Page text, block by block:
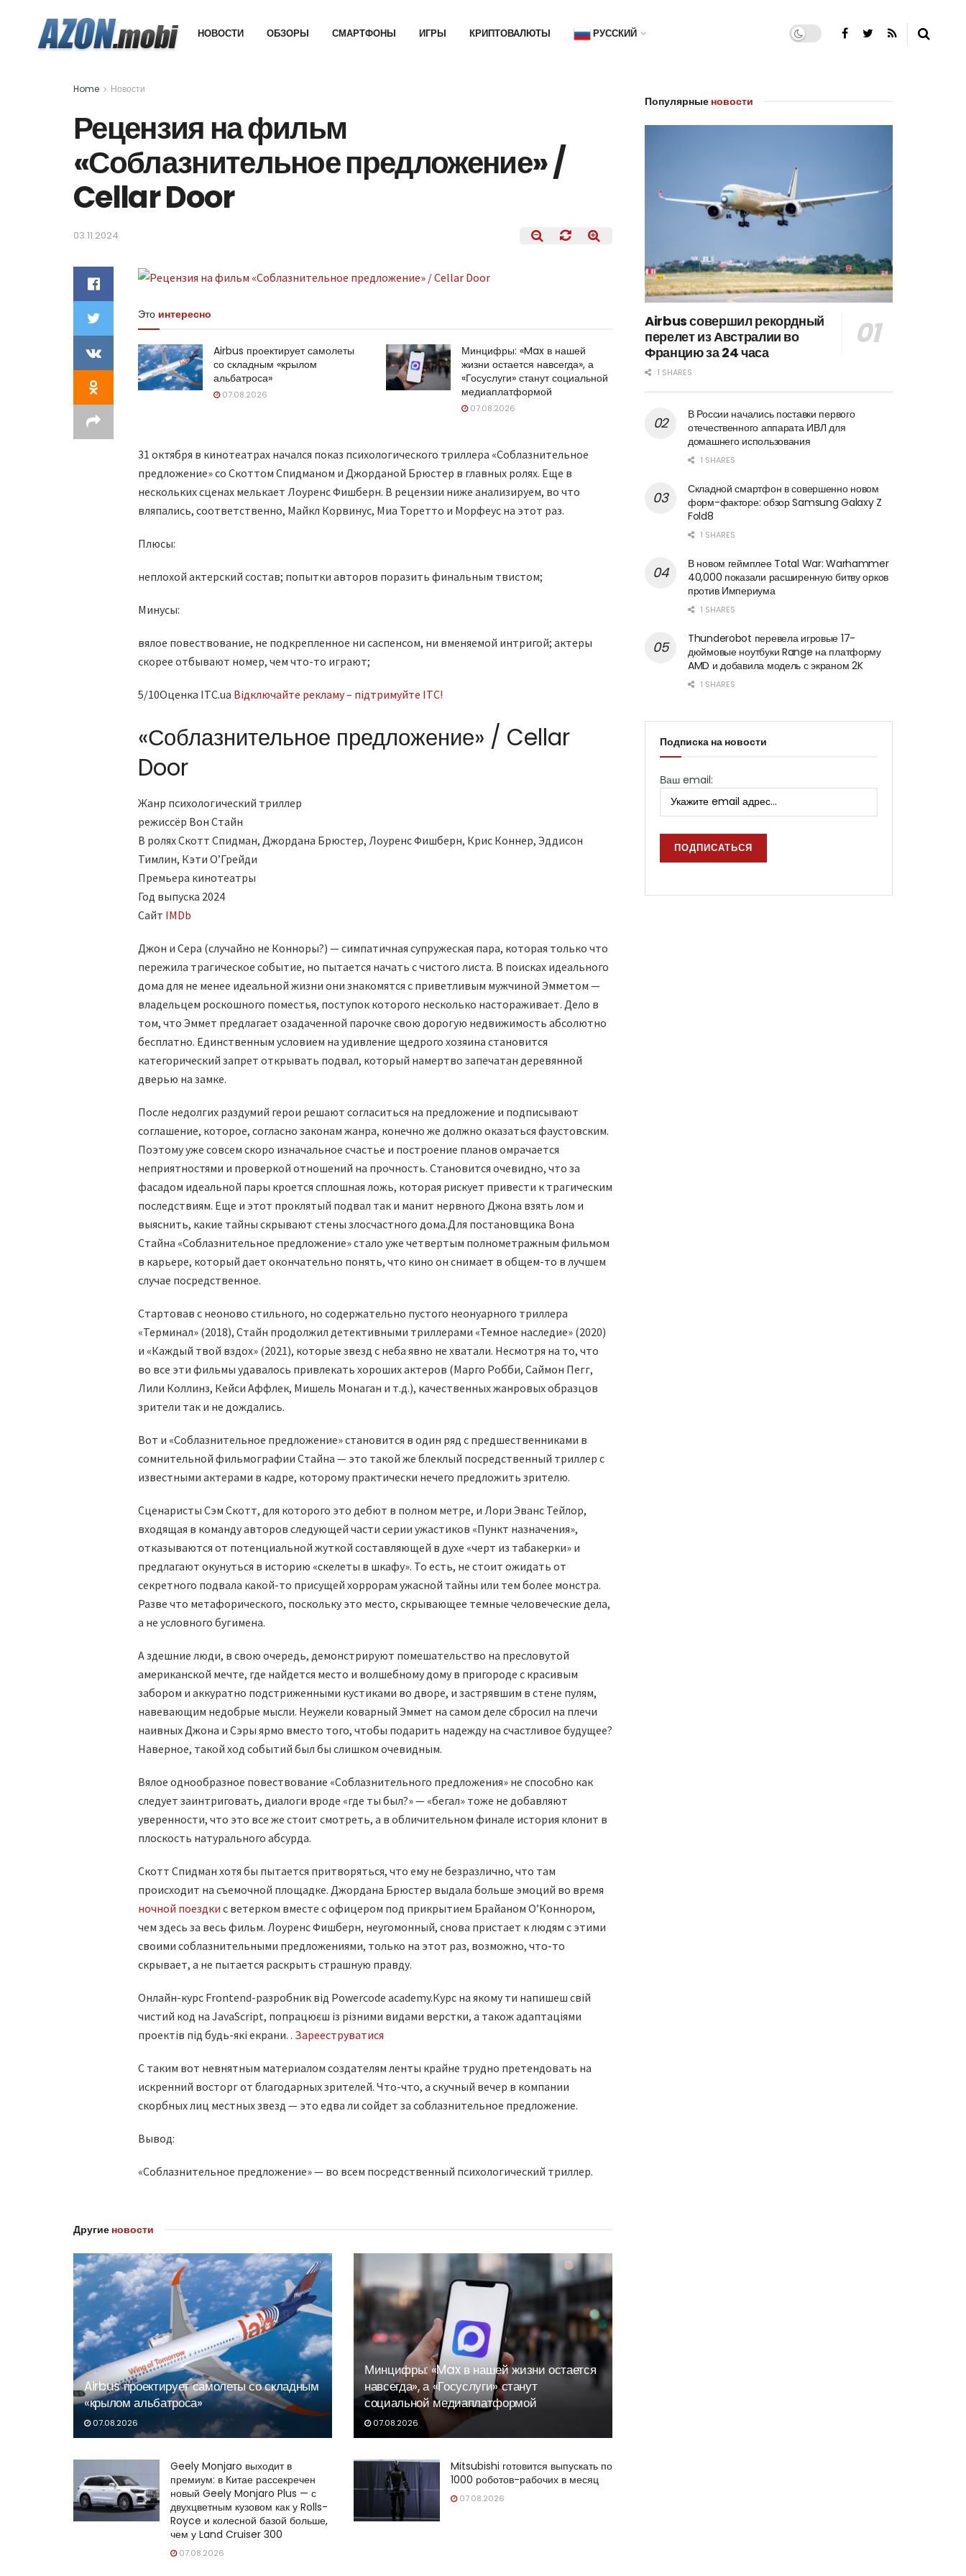
НОВОСТИ ОБЗОРЫ СМАРТФОНЫ ИГРЫ КРИПТОВАЛЮТЫ РУССКИЙ
Home Новости
Рецензия на фильм
«Соблазнительное предложение» /
Cellar Door
03.11.2024
Это интересно
Airbus проектирует самолеты
со складным «крылом
альбатроса»
07.08.2026
Минцифры: «Max в нашей
жизни остается навсегда», а
«Госуслуги» станут социальной
медиаплатформой
07.08.2026
31 октября в кинотеатрах начался показ психологического триллера «Соблазнительное
предложение» со Скоттом Спидманом и Джорданой Брюстер в главных ролях. Еще в
нескольких сценах мелькает Лоуренс Фишберн. В рецензии ниже анализируем, во что
вляпались, соответственно, Майкл Корвинус, Миа Торетто и Морфеус на этот раз.
Плюсы:
неплохой актерский состав; попытки авторов поразить финальным твистом;
Минусы:
вялое повествование, не подкрепленное ни саспенсом, ни вменяемой интригой; актеры
скорее отбывают номер, чем что-то играют;
5/10Оценка ITC.ua Відключайте рекламу – підтримуйте ITC!
«Соблазнительное предложение» / Cellar
Door
Жанр психологический триллер
режиссёр Вон Стайн
В ролях Скотт Спидман, Джордана Брюстер, Лоуренс Фишберн, Крис Коннер, Эддисон
Тимлин, Кэти О’Грейди
Премьера кинотеатры
Год выпуска 2024
Сайт IMDb
Джон и Сера (случайно не Конноры?) — симпатичная супружеская пара, которая только что
пережила трагическое событие, но пытается начать с чистого листа. В поисках идеального
дома для не менее идеальной жизни они знакомятся с приветливым мужчиной Эмметом —
владельцем роскошного поместья, поступок которого несколько настораживает. Дело в
том, что Эммет предлагает озадаченной парочке свою дорогую недвижимость абсолютно
бесплатно. Единственным условием на удивление щедрого хозяина становится
категорический запрет открывать подвал, который намертво запечатан деревянной
дверью на замке.
После недолгих раздумий герои решают согласиться на предложение и подписывают
соглашение, которое, согласно законам жанра, конечно же должно оказаться фаустовским.
Поэтому уже совсем скоро изначальное счастье и построение планов омрачается
неприятностями и проверкой отношений на прочность. Становится очевидно, что за
фасадом идеальной пары кроется сплошная ложь, которая рискует привести к трагическим
последствиям. Еще и этот проклятый подвал так и манит нервного Джона взять лом и
выяснить, какие тайны скрывают стены злосчастного дома.Для постановщика Вона
Стайна «Соблазнительное предложение» стало уже четвертым полнометражным фильмом
в карьере, который дает окончательно понять, что кино он снимает в общем-то в лучшем
случае посредственное.
Стартовав с неоново стильного, но содержательно пустого неонуарного триллера
«Терминал» (2018), Стайн продолжил детективными триллерами «Темное наследие» (2020)
и «Каждый твой вздох» (2021), которые звезд с неба явно не хватали. Несмотря на то, что
во все эти фильмы удавалось привлекать хороших актеров (Марго Робби, Саймон Пегг,
Лили Коллинз, Кейси Аффлек, Мишель Монаган и т.д.), качественных жанровых образцов
зрители так и не дождались.
Вот и «Соблазнительное предложение» становится в один ряд с предшественниками в
сомнительной фильмографии Стайна — это такой же блеклый посредственный триллер с
известными актерами в кадре, которому практически нечего предложить зрителю.
Сценаристы Сэм Скотт, для которого это дебют в полном метре, и Лори Эванс Тейлор,
входящая в команду авторов следующей части серии ужастиков «Пункт назначения»,
отказываются от потенциальной жуткой составляющей в духе «черт из табакерки» и
предлагают окунуться в историю «скелеты в шкафу». То есть, не стоит ожидать от
секретного подвала какой-то присущей хоррорам ужасной тайны или тем более монстра.
Разве что метафорического, поскольку это место, скрывающее темные человеческие дела,
а не условного бугимена.
А здешние люди, в свою очередь, демонстрируют помешательство на пресловутой
американской мечте, где найдется место и волшебному дому в пригороде с красивым
забором и аккуратно подстриженными кустиками во дворе, и застрявшим в стене пулям,
навевающим недобрые мысли. Неужели коварный Эммет на самом деле сбросил на плечи
наивных Джона и Сэры ярмо вместо того, чтобы подарить надежду на счастливое будущее?
Наверное, такой ход событий был бы слишком очевидным.
Вялое однообразное повествование «Соблазнительного предложения» не способно как
следует заинтриговать, диалоги вроде «где ты был?» — «бегал» тоже не добавляют
уверенности, что это все же стоит смотреть, а в обличительном финале история клонит в
плоскость натурального абсурда.
Скотт Спидман хотя бы пытается притворяться, что ему не безразлично, что там
происходит на съемочной площадке. Джордана Брюстер выдала больше эмоций во время
ночной поездки с ветерком вместе с офицером под прикрытием Брайаном О’Коннором,
чем здесь за весь фильм. Лоуренс Фишберн, неугомонный, снова пристает к людям с этими
своими соблазнительными предложениями, только на этот раз, возможно, что-то
скрывает, а не пытается раскрыть страшную правду.
Онлайн-курс Frontend-разробник від Powercode academy.Курс на якому ти напишеш свій
чистий код на JavaScript, попрацюєш із різними видами верстки, а також адаптаціями
проектів під будь-які екрани. . Зарееструватися
С таким вот невнятным материалом создателям ленты крайне трудно претендовать на
искренний восторг от благодарных зрителей. Что-что, а скучный вечер в компании
скорбных лиц местных звезд — это едва ли сойдет за соблазнительное предложение.
Вывод:
«Соблазнительное предложение» — во всем посредственный психологический триллер.
Другие новости
Airbus проектирует самолеты со складным
«крылом альбатроса»
07.08.2026
Минцифры: «Max в нашей жизни остается
навсегда», а «Госуслуги» станут
социальной медиаплатформой
07.08.2026
Geely Monjaro выходит в
премиум: в Китае рассекречен
новый Geely Monjaro Plus — с
двухцветным кузовом как у Rolls-
Royce и колесной базой больше,
чем у Land Cruiser 300
07.08.2026
Mitsubishi готовится выпускать по
1000 роботов-рабочих в месяц
07.08.2026
Популярные новости
Airbus совершил рекордный
перелет из Австралии во
Францию за 24 часа
1 SHARES
В России начались поставки первого
отечественного аппарата ИВЛ для
домашнего использования
1 SHARES
Складной смартфон в совершенно новом
форм-факторе: обзор Samsung Galaxy Z
Fold8
1 SHARES
В новом геймплее Total War: Warhammer
40,000 показали расширенную битву орков
против Империума
1 SHARES
Thunderobot перевела игровые 17-
дюймовые ноутбуки Range на платформу
AMD и добавила модель с экраном 2K
1 SHARES
Подписка на новости
Ваш email: